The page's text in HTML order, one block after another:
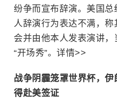
纷争而宣布辞演。美国
人辞演行为表达不满，
会并由他本人发表演讲
“开场秀”。详情>>
战争阴霾笼罩世界杯，
得赴美签证